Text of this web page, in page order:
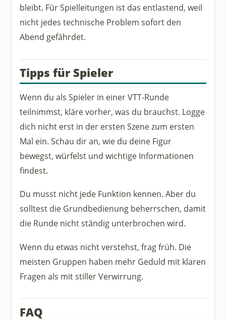
bleibt. Für Spielleitungen ist das entlastend, weil
nicht jedes technische Problem sofort den
Abend gefährdet.
Tipps für Spieler
Wenn du als Spieler in einer VTT-Runde
teilnimmst, kläre vorher, was du brauchst. Logge
dich nicht erst in der ersten Szene zum ersten
Mal ein. Schau dir an, wie du deine Figur
bewegst, würfelst und wichtige Informationen
findest.
Du musst nicht jede Funktion kennen. Aber du
solltest die Grundbedienung beherrschen, damit
die Runde nicht ständig unterbrochen wird.
Wenn du etwas nicht verstehst, frag früh. Die
meisten Gruppen haben mehr Geduld mit klaren
Fragen als mit stiller Verwirrung.
FAQ